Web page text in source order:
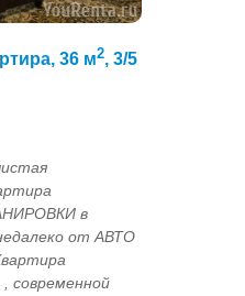
36 м2, 3/5
в
от АВТО
современной